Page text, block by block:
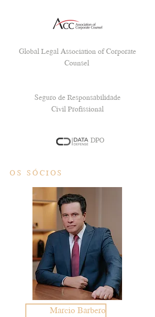
Global Legal Association of Corporate
Counsel
Seguro de Responsabilidade
Civil Profissional
DPO
OS SÓCIOS
Marcio Barbero